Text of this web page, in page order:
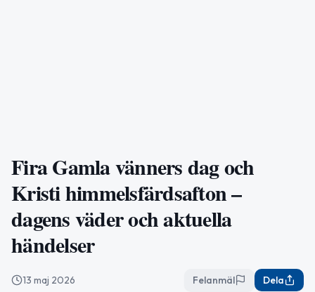
Fira Gamla vänners dag och
Kristi himmelsfärdsafton –
dagens väder och aktuella
händelser
13 maj 2026 Felanmäl Dela